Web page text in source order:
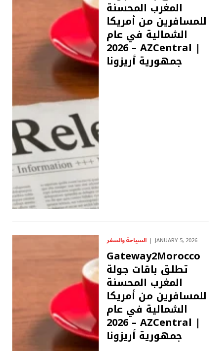
المغرب المحسنة
للمسافرين من أمريكا
الشمالية في عام
2026 – AZCentral |
جمهورية أريزونا
السياحة والسفر JANUARY 5, 2026
Gateway2Morocco
تطلق باقات جولة
المغرب المحسنة
للمسافرين من أمريكا
الشمالية في عام
2026 – AZCentral |
جمهورية أريزونا